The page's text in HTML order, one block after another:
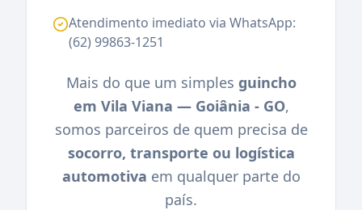
Atendimento imediato via WhatsApp:
(62) 99863-1251
Mais do que um simples guincho
em Vila Viana — Goiânia - GO,
somos parceiros de quem precisa de
socorro, transporte ou logística
automotiva em qualquer parte do
país.